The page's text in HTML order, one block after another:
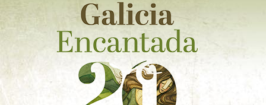
DOCUMENTACION
NOVAS
CONTACTO